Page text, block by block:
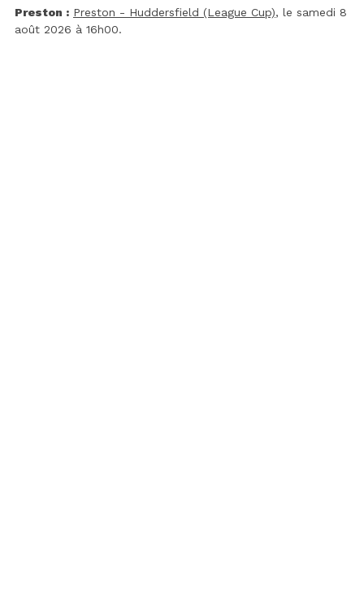
Preston : Preston - Huddersfield (League Cup), le samedi 8
août 2026 à 16h00.